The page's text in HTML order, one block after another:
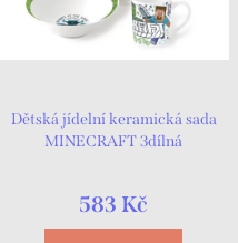
Dětská jídelní keramická sada
MINECRAFT 3dílná
583 Kč